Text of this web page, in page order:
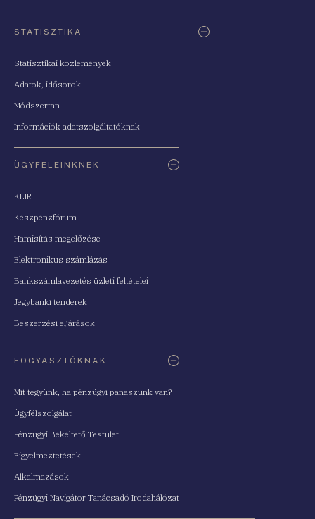
STATISZTIKA
Statisztikai közlemények
Adatok, idősorok
Módszertan
Információk adatszolgáltatóknak
ÜGYFELEINKNEK
KLIR
Készpénzfórum
Hamisítás megelőzése
Elektronikus számlázás
Bankszámlavezetés üzleti feltételei
Jegybanki tenderek
Beszerzési eljárások
FOGYASZTÓKNAK
Mit tegyünk, ha pénzügyi panaszunk van?
Ügyfélszolgálat
Pénzügyi Békéltető Testület
Figyelmeztetések
Alkalmazások
Pénzügyi Navigátor Tanácsadó Irodahálózat